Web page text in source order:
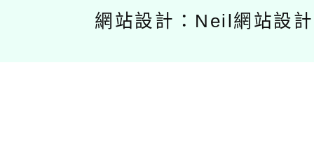
網站設計：Neil網站設